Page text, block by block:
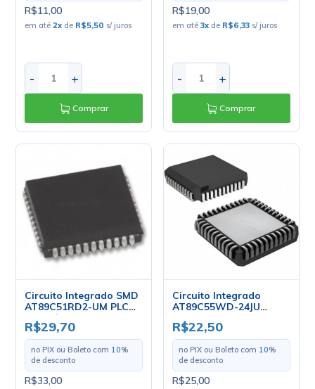
R$11,00
em até 2x de R$5,50 s/ juros
- +
Comprar
R$19,00
em até3x de R$6,33 s/ juros
- +
Comprar
Circuito Integrado SMD
AT89C51RD2-UM PLCC-
44 - Cód. Loja 3571 -
Atmel
R$29,70
no PIX ou Boleto com 10%
de desconto
R$33,00
Circuito Integrado
AT89C55WD-24JU
PLCC-44 - Atmel
R$22,50
no PIX ou Boleto com 10%
de desconto
R$25,00